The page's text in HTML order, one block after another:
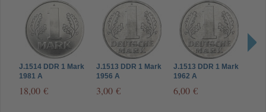
J.1514 DDR 1 Mark
1981 A
18,00 €
J.1513 DDR 1 Mark
1956 A
3,00 €
J.1513 DDR 1 Mark
1962 A
6,00 €